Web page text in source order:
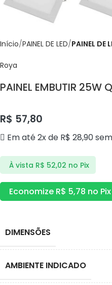
Início PAINEL DE LED PAINEL DE
Roya
PAINEL EMBUTIR 25W
R$ 57,80
Em até 2x de R$ 28,90
À vista R$ 52,02 no Pix
Economize R$ 5,78 no Pix
DIMENSÕES
AMBIENTE INDICADO